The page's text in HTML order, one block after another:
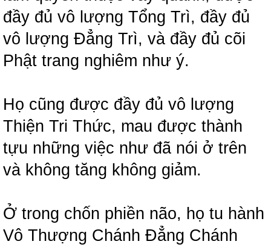
đầy đủ vô lượng Tổng Trì, đầy đủ
vô lượng Đẳng Trì, và đầy đủ cõi
Phật trang nghiêm như ý.
Họ cũng được đầy đủ vô lượng
Thiện Tri Thức, mau được thành
tựu những việc như đã nói ở trên
và không tăng không giảm.
Ở trong chốn phiền não, họ tu hành
Vô Thượng Chánh Đẳng Chánh